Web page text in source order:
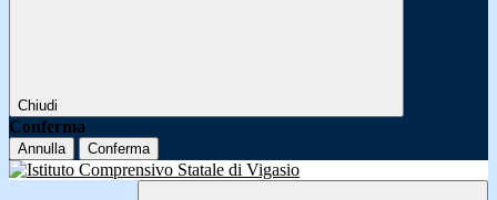
Chiudi
Conferma
Annulla Conferma